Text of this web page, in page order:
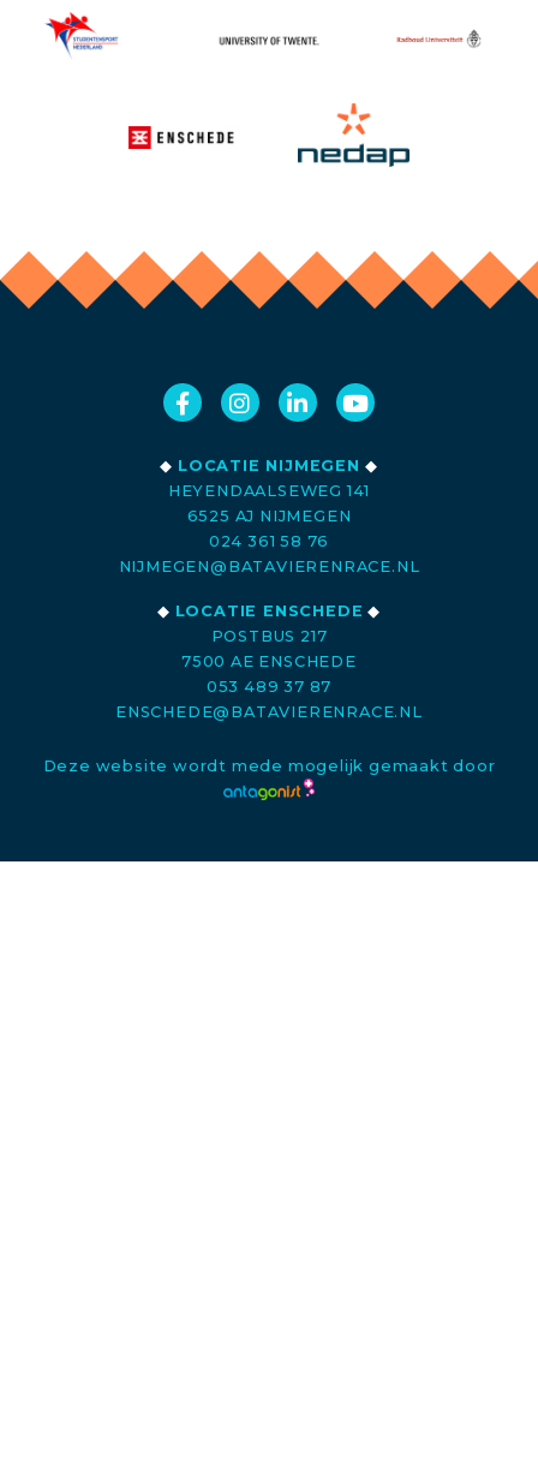
◆ LOCATIE NIJMEGEN ◆
HEYENDAALSEWEG 141
6525 AJ NIJMEGEN
024 361 58 76
NIJMEGEN@BATAVIERENRACE.NL
◆ LOCATIE ENSCHEDE ◆
POSTBUS 217
7500 AE ENSCHEDE
053 489 37 87
ENSCHEDE@BATAVIERENRACE.NL
Deze website wordt mede mogelijk gemaakt door